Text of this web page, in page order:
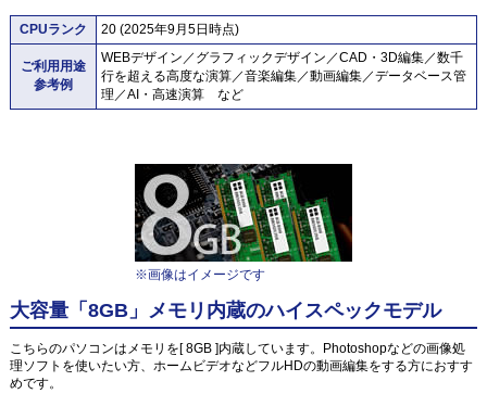
CPUランク 20 (2025年9月5日時点)
ご利用用途
参考例
WEBデザイン／グラフィックデザイン／CAD・3D編集／数千
行を超える高度な演算／音楽編集／動画編集／データベース管
理／AI・高速演算 など
※画像はイメージです
大容量「8GB」メモリ内蔵のハイスペックモデル
こちらのパソコンはメモリを[ 8GB ]内蔵しています。Photoshopなどの画像処
理ソフトを使いたい方、ホームビデオなどフルHDの動画編集をする方におすす
めです。